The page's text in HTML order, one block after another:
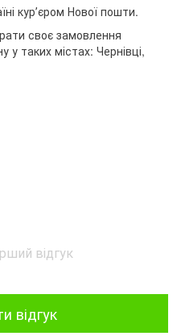
курʼєром Нової пошти.
своє замовлення
у таких містах: Чернівці,
відгук
відгук